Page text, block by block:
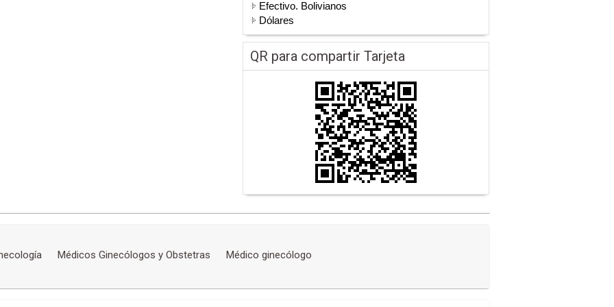
Efectivo. Bolivianos
Dólares
QR para compartir Tarjeta
Médicos Ginecólogos y Obstetras Médico ginecólogo